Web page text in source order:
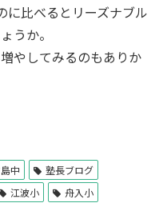
に比べるとリーズナブル
うか。
やしてみるのもありか
中
塾長ブログ
江波小 舟入小